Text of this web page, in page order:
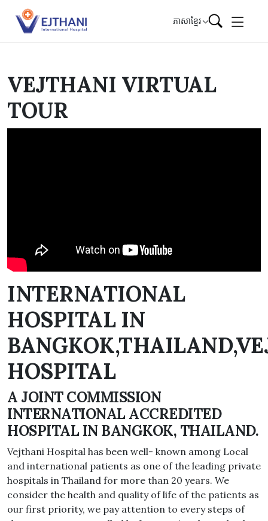
Skip to content
ភាសាខ្មែរ
VEJTHANI VIRTUAL
TOUR
INTERNATIONAL
HOSPITAL IN
HOSPITAL
A JOINT COMMISSION
INTERNATIONAL ACCREDITED
HOSPITAL IN BANGKOK, THAILAND.
Vejthani Hospital has been well- known among Local
and international patients as one of the leading private
hospitals in Thailand for more than 20 years. We
consider the health and quality of life of the patients as
our first priority, we pay attention to every steps of